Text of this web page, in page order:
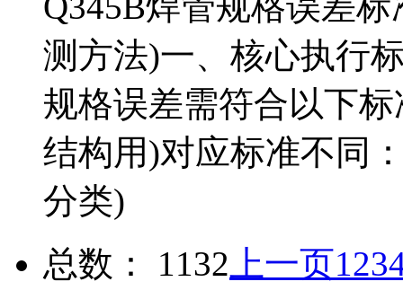
测方法)一、核心执行
规格误差需符合以下
结构用)对应标准不同
分类)
总数： 1132 上一页123